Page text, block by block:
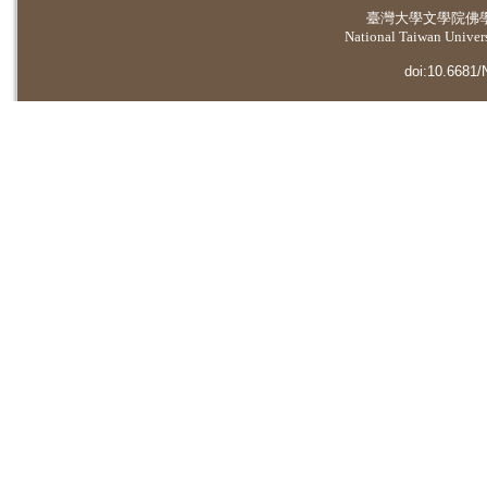
臺灣大學文學院佛
National Taiwan
doi:10.6681/